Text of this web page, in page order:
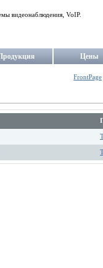
видеонаблюдения, VoIP.
Цены
FrontPage